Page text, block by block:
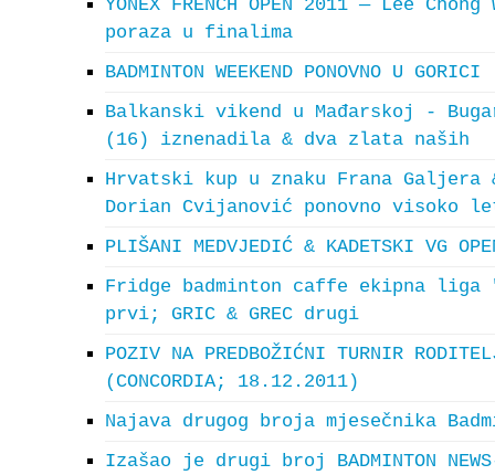
YONEX FRENCH OPEN 2011 — Lee
poraza u finalima
BADMINTON WEEKEND PONOVNO U GORICI
Balkanski vikend u Mađarskoj -
(16) iznenadila & dva zlata naših
Hrvatski kup u znaku Frana Galjera
Dorian Cvijanović ponovno visoko
PLIŠANI MEDVJEDIĆ & KADETSKI VG
Fridge badminton caffe ekipna liga
prvi; GRIC & GREC drugi
POZIV NA PREDBOŽIĆNI TURNIR
(CONCORDIA; 18.12.2011)
Najava drugog broja mjesečnika
Izašao je drugi broj BADMINTON